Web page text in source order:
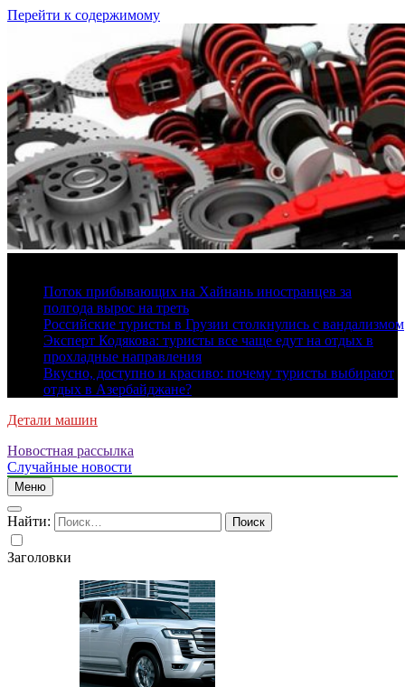
Перейти к содержимому
Поток прибывающих на Хайнань иностранцев за
полгода вырос на треть
Российские туристы в Грузии столкнулись с вандализмом
Эксперт Кодякова: туристы все чаще едут на отдых в
прохладные направления
Вкусно, доступно и красиво: почему туристы выбирают
отдых в Азербайджане?
Детали машин
Новостная рассылка
Случайные новости
Меню
Найти:
Заголовки